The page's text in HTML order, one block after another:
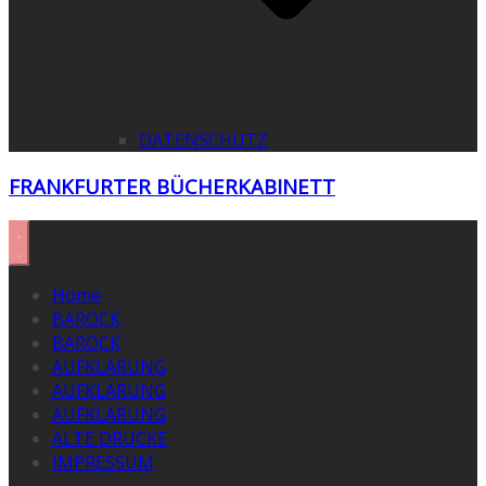
DATENSCHUTZ
FRANKFURTER BÜCHERKABINETT
Home
BAROCK
BAROCK
AUFKLÄRUNG
AUFKLÄRUNG
AUFKLÄRUNG
ALTE DRUCKE
IMPRESSUM